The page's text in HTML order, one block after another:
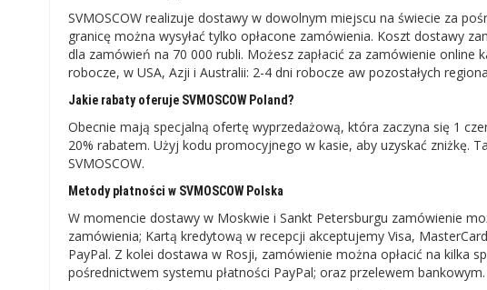
SVMOSCOW realizuje dostawy w dowolnym miejscu na świecie za
granicę można wysyłać tylko opłacone zamówienia. Koszt dostawy
dla zamówień na 70 000 rubli. Możesz zapłacić za zamówienie online
robocze, w USA, Azji i Australii: 2-4 dni robocze aw pozostałych
Jakie rabaty oferuje SVMOSCOW Poland?
Obecnie mają specjalną ofertę wyprzedażową, która zaczyna się 1
20% rabatem. Użyj kodu promocyjnego w kasie, aby uzyskać zniżkę.
SVMOSCOW.
Metody płatności w SVMOSCOW Polska
W momencie dostawy w Moskwie i Sankt Petersburgu zamówienie
zamówienia; Kartą kredytową w recepcji akceptujemy Visa,
PayPal. Z kolei dostawa w Rosji, zamówienie można opłacić na kilka
pośrednictwem systemu płatności PayPal; oraz przelewem bankowym.